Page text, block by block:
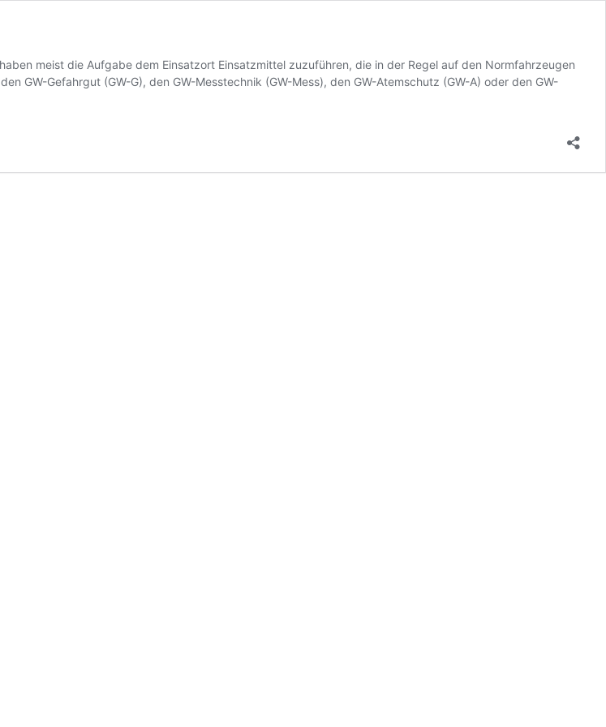
meist die Aufgabe dem Einsatzort Einsatzmittel zuzuführen, die in der Regel auf den Normfahrzeugen
GW-Gefahrgut (GW-G), den GW-Messtechnik (GW-Mess), den GW-Atemschutz (GW-A) oder den GW-